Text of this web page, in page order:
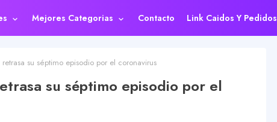
Mejores Categorias Contacto Link Caidos Y Pedidos
su séptimo episodio por el coronavirus
su séptimo episodio por el